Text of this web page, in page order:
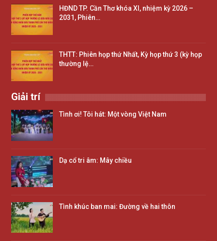
HĐND TP. Cần Thơ khóa XI, nhiệm kỳ 2026 –
2031, Phiên…
THTT: Phiên họp thứ Nhất, Kỳ họp thứ 3 (kỳ họp
thường lệ…
Giải trí
Tình ơi! Tôi hát: Một vòng Việt Nam
Dạ cổ tri âm: Mây chiều
Tình khúc ban mai: Đường về hai thôn